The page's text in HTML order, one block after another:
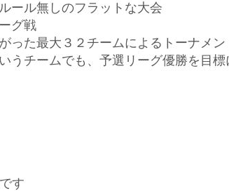
ール無しのフラットな大会
グ戦
った最大３２チームによるトーナメ
うチームでも、予選リーグ優勝を目
す